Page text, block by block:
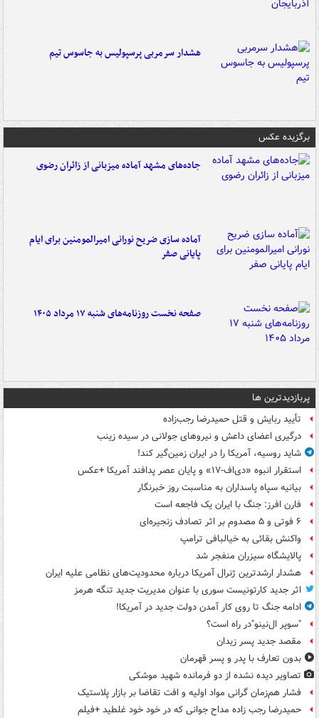
هشدار سرمربی پرسپولیس به جاسوس تیم
برگزیده عکس
جاده‌های مشهد آماده میزبانی از زائران رضوی
آماده سازی ضریح نورانی امیرالمومنین برای ایام
پایانی صفر
صفحه نخست روزنامه‌های شنبه ۱۷ مرداد ۱۴۰۵
پربازدیدترین ها
تأیید ربایش و قتل حمیدرضا رجب‌زاده
درگیری اعضای داعش و نیروهای جولانی در سیده زینب
شاید روسیه، آمریکا را در ایران زمین‌گیر کند!
استقرار انبوه «دی‌اف‑۱۷» و پایان عصر پدافند آمریکا +عکس
بیانیه سپاه پاسداران به مناسبت روز خبرنگار
فارن افرز: جنگ با ایران یک فاجعه است
۶ فوتی و ۵ مصدوم بر اثر تصادف زنجیره‌ای
واکنش بقائی به خیالبافی ترامپ
پالایشگاه سیزران منفجر شد
هشدار ارشدترین ژنرال آمریکا درباره محدودیت‌های نظامی علیه ایران
اثر جدید کارتونیست سوری با عنوان مدیریت جدید تنگه هرمز
ادامه جنگ تا روی کار آمدن دولت جدید در آمریکا!
"سوپر ال‌نینو"در راه است؟
مقصد جدید پسر زیدان
بدون تعارف با پدر و پسر قهرمان
تصاویر دیده‌ نشده از دو فرمانده شهید موشکی
فشار هم‌زمان گرانی مواد اولیه و افت تقاضا بر بازار پلاستیک
حمیدرضا رجب زاده مداح جوانی که در خود خود غلطید +فیلم